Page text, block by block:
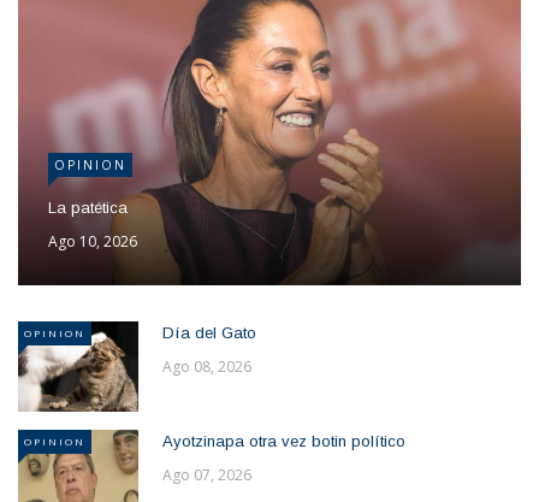
OPINION
La patética
Ago 10, 2026
OPINION Día del Gato
Ago 08, 2026
OPINION Ayotzinapa otra vez botin político
Ago 07, 2026